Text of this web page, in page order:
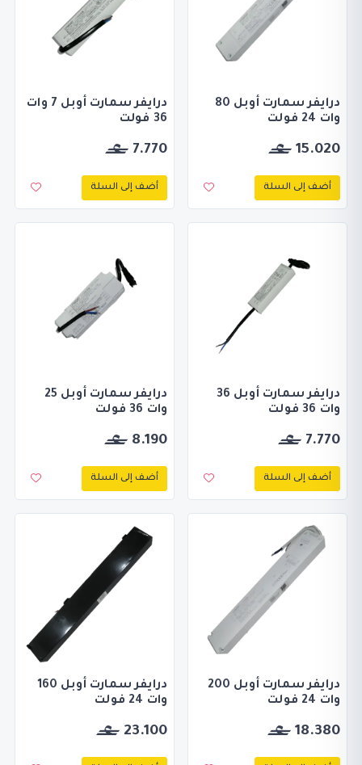
درايفر سمارت أوبل 80
وات 24 فولت
15.020
أضف إلى السلة
درايفر سمارت أوبل 7 وات
36 فولت
7.770
أضف إلى السلة
درايفر سمارت أوبل 36
وات 36 فولت
7.770
أضف إلى السلة
درايفر سمارت أوبل 25
وات 36 فولت
8.190
أضف إلى السلة
درايفر سمارت أوبل 200
وات 24 فولت
18.380
درايفر سمارت أوبل 160
وات 24 فولت
23.100